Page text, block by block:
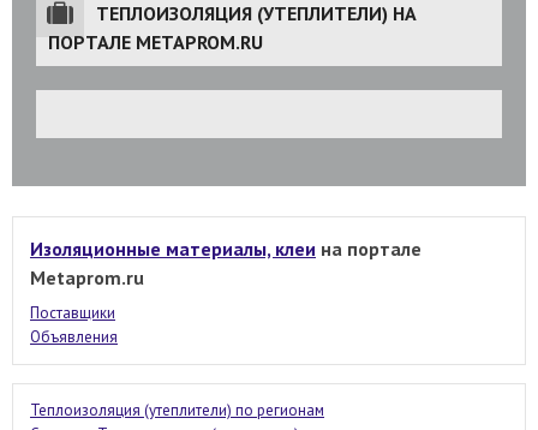
ТЕПЛОИЗОЛЯЦИЯ (УТЕПЛИТЕЛИ) НА
ПОРТАЛЕ METAPROM.RU
Изоляционные материалы, клеи на портале
Metaprom.ru
Поставщики
Объявления
Теплоизоляция (утеплители) по регионам